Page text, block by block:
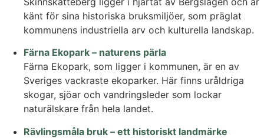
känt för sina historiska bruksmiljöer, som präglat
kommunens industriella arv och kulturella landskap.
Färna Ekopark – naturens pärla
Färna Ekopark, som ligger i kommunen, är en av
Sveriges vackraste ekoparker. Här finns uråldriga
skogar, sjöar och vandringsleder som lockar
naturälskare från hela landet.
Rävlingsmåla bruk – ett historiskt landmärke